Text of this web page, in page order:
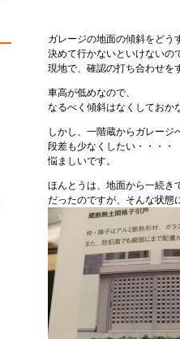
ガレージの地面の傾斜をどう
決めて行かないといけないの
現地で、確認の打ち合わせを
車高が低めなので、
なるべく傾斜はなくしておか
しかし、一階蔵からガレージ
段差も少なくしたい・・・・
悩ましいです。
ほんとうは、地面から一続き
だったのですが、そんな状態